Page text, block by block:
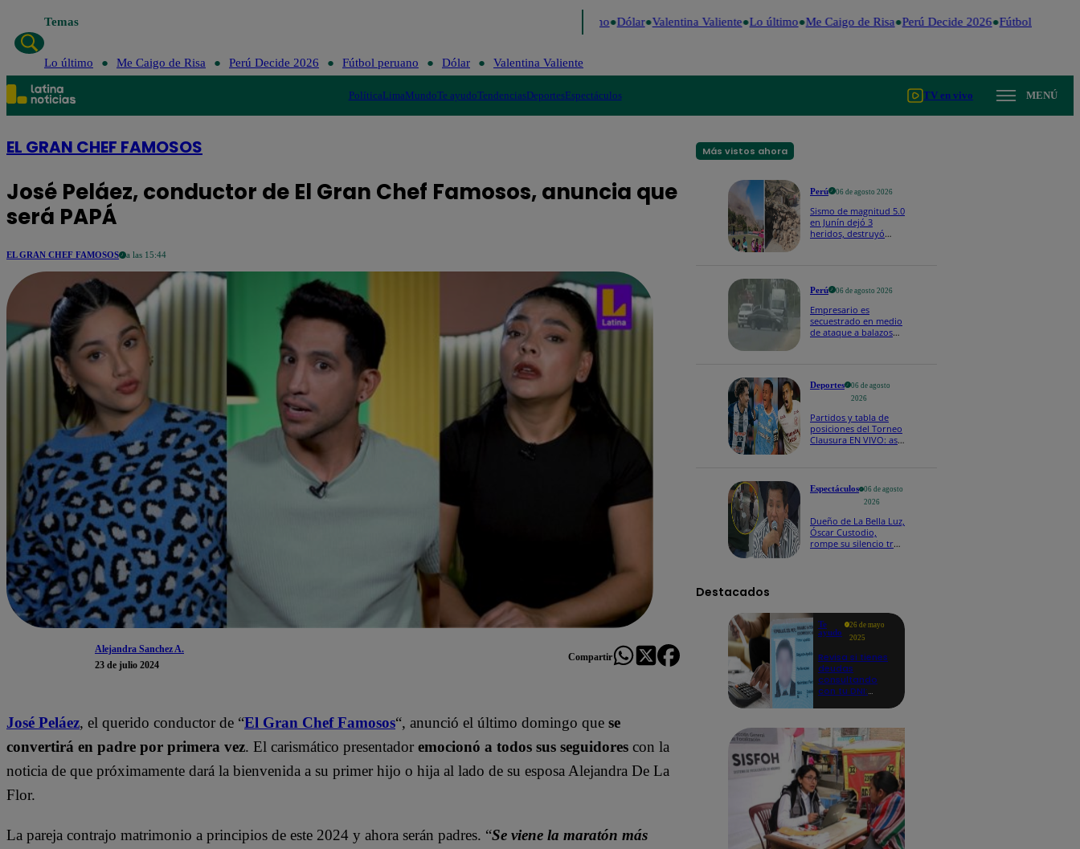
Temas Fútbol peruano Dólar Valentina Valiente Lo último Me Caigo de Risa Perú Decide 2026 Fútbol peruano
Lo último Me Caigo de Risa Perú Decide 2026 Fútbol peruano Dólar Valentina Valiente
PolíticaLimaMundoTe ayudoTendenciasDeportesEspectáculos TV en vivo MENÚ
EL GRAN CHEF FAMOSOS
José Peláez, conductor de El Gran Chef Famosos, anuncia que
será PAPÁ
EL GRAN CHEF FAMOSOS a las 15:44
Alejandra Sanchez A.
23 de julio 2024
Compartir
José Peláez, el querido conductor de “El Gran Chef Famosos“, anunció el último domingo que se
convertirá en padre por primera vez. El carismático presentador emocionó a todos sus seguidores con la
noticia de que próximamente dará la bienvenida a su primer hijo o hija al lado de su esposa Alejandra De La
Flor.
La pareja contrajo matrimonio a principios de este 2024 y ahora serán padres. “Se viene la maratón más
Más vistos ahora
Perú 06 de agosto 2026
Sismo de magnitud 5.0
en Junín dejó 3
heridos, destruyó
Perú 06 de agosto 2026
Empresario es
secuestrado en medio
de ataque a balazos
Deportes
06 de agosto
2026
Partidos y tabla de
posiciones del Torneo
Clausura EN VIVO: así
Espectáculos
06 de agosto
2026
Dueño de La Bella Luz,
Óscar Custodio,
rompe su silencio tras
Destacados
Te
ayudo
26 de mayo
2025
Revisa si tienes
deudas
consultando
con tu DNI: